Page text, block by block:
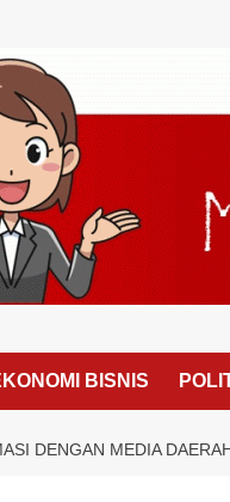
BISNIS
DENGAN MEDIA